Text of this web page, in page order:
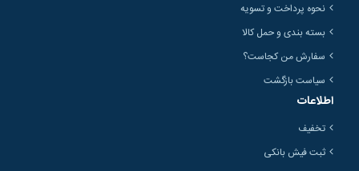
نحوه پرداخت و تسویه
بسته بندی و حمل کالا
سفارش من کجاست؟
سیاست بازگشت
اطلاعات
تخفیف
ثبت فیش بانکی